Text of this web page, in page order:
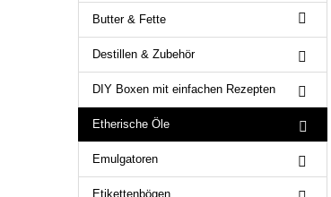
Butter & Fette
Destillen & Zubehör
DIY Boxen mit einfachen Rezepten
Etherische Öle
Emulgatoren
Etikettenbögen